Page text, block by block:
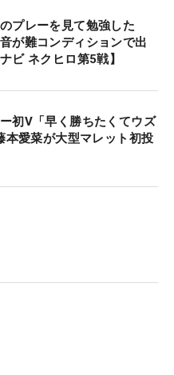
時進行しています。運
件目があるので、不
いが、あまりにもあん
返ってくるのは来月以
そろそろいいことが起
インワンとか、セカン
るんじゃないかと本気
プレーを見て勉強した
が難コンディションで出
ビ ネクヒロ第5戦】
初V「早く勝ちたくてウズ
本愛菜が大型マレット初投